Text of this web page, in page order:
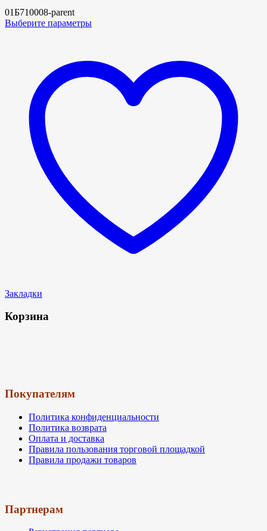
01Б710008-parent
Выберите параметры
Закладки
Корзина
Покупателям
Политика конфиденциальности
Политика возврата
Оплата и доставка
Правила пользования торговой площадкой
Правила продажи товаров
Партнерам